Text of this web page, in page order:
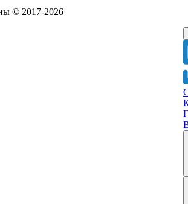
© 2017-2026